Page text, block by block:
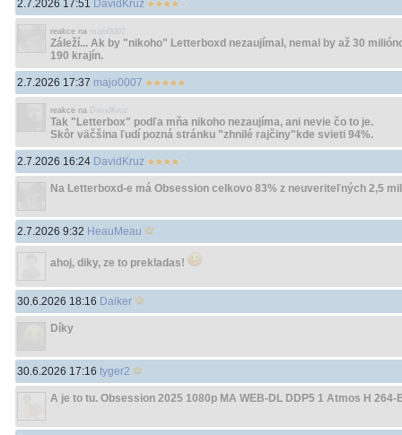
2.7.2026 17:51 DavidKruz
reakce na majo0007
Záleží... Ak by "nikoho" Letterboxd nezaujímal, nemal by až 30
190 krajín.
2.7.2026 17:37 majo0007
reakce na DavidKruz
Tak "Letterbox" podľa mňa nikoho nezaujíma, ani nevie čo to je.
Skôr väčšina ľudí pozná stránku "zhnilé rajčiny"kde svieti 94%.
2.7.2026 16:24 DavidKruz
Na Letterboxd-e má Obsession celkovo 83% z neuveriteľných 2,5
2.7.2026 9:32 HeauMeau
ahoj, diky, ze to prekladas!
30.6.2026 18:16 Daiker
Díky
30.6.2026 17:16 tyger2
A je to tu. Obsession 2025 1080p MA WEB-DL DDP5 1 Atmos H 264-